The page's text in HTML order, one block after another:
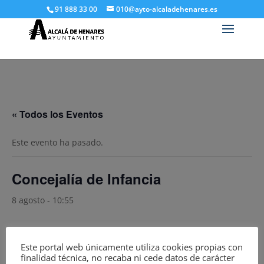
91 888 33 00 010@ayto-alcaladehenares.es
« Todos los Eventos
Este evento ha pasado.
Concejalía de Infancia
8 agosto - 10:55
Añadir al calendario
Este portal web únicamente utiliza cookies propias con
finalidad técnica, no recaba ni cede datos de carácter